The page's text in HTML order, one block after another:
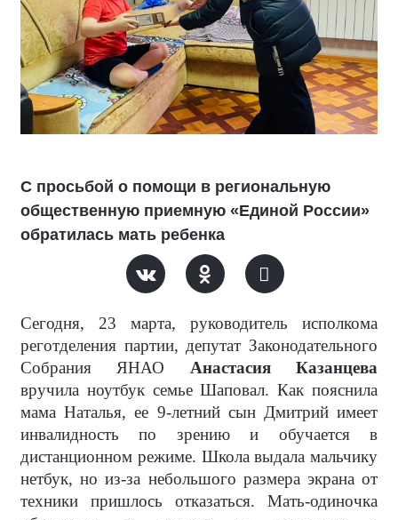
С просьбой о помощи в региональную
общественную приемную «Единой России»
обратилась мать ребенка
Сегодня, 23 марта, руководитель исполкома
реготделения партии, депутат Законодательного
Собрания ЯНАО Анастасия Казанцева
вручила ноутбук семье Шаповал. Как пояснила
мама Наталья, ее 9-летний сын Дмитрий имеет
инвалидность по зрению и обучается в
дистанционном режиме. Школа выдала мальчику
нетбук, но из-за небольшого размера экрана от
техники пришлось отказаться. Мать-одиночка